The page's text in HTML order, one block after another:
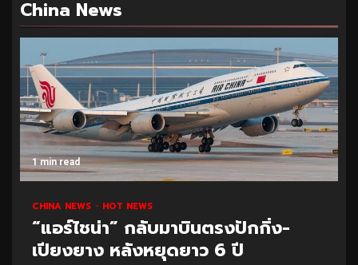
China News
1 min read
CHINA NEWS HOT NEWS
“แอร์ไชน่า” กลับมาบินตรงปักกิ่ง-
เปียงยาง หลังหยุดยาว 6 ปี